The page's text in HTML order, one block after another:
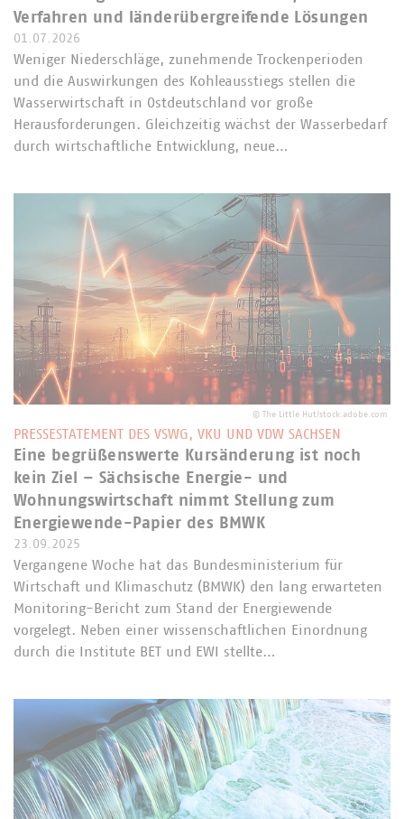
Verfahren und länderübergreifende Lösungen
01.07.2026
Weniger Niederschläge, zunehmende Trockenperioden
und die Auswirkungen des Kohleausstiegs stellen die
Wasserwirtschaft in Ostdeutschland vor große
Herausforderungen. Gleichzeitig wächst der Wasserbedarf
durch wirtschaftliche Entwicklung, neue…
© The Little Hut/stock.adobe.com
PRESSESTATEMENT DES VSWG, VKU UND VDW SACHSEN
Eine begrüßenswerte Kursänderung ist noch
kein Ziel – Sächsische Energie- und
Wohnungswirtschaft nimmt Stellung zum
Energiewende-Papier des BMWK
23.09.2025
Vergangene Woche hat das Bundesministerium für
Wirtschaft und Klimaschutz (BMWK) den lang erwarteten
Monitoring-Bericht zum Stand der Energiewende
vorgelegt. Neben einer wissenschaftlichen Einordnung
durch die Institute BET und EWI stellte…